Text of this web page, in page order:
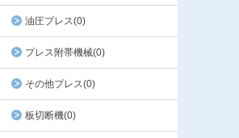
油圧プレス(0)
プレス附帯機械(0)
その他プレス(0)
板切断機(0)